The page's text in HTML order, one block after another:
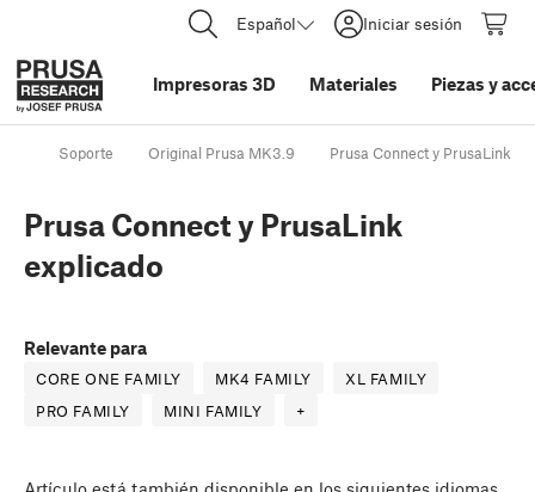
Español Iniciar sesión
Impresoras 3D Materiales Piezas y
Soporte Original Prusa MK3.9 Prusa Connect y PrusaLink
Prusa Connect y PrusaLink
explicado
Relevante para
CORE ONE FAMILY MK4 FAMILY
XL FAMILY
PRO FAMILY
MINI FAMILY +